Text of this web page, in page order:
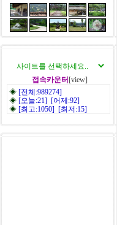
접속카운터 [view]
◈ [전체:989274]
◈ [오늘:21] [어제:92]
◈ [최고:1050] [최저:15]